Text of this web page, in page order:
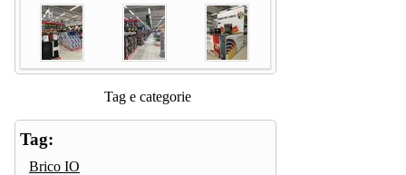
Tag e categorie
Tag:
Brico IO